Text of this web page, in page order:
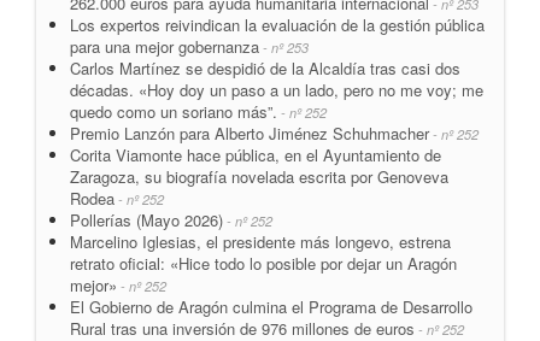
- nº 253
Los expertos reivindican la evaluación de la gestión pública
para una mejor gobernanza - nº 253
Carlos Martínez se despidió de la Alcaldía tras casi dos
décadas. «Hoy doy un paso a un lado, pero no me voy; me
quedo como un soriano más”. - nº 252
Premio Lanzón para Alberto Jiménez Schuhmacher- nº 252
Corita Viamonte hace pública, en el Ayuntamiento de
Zaragoza, su biografía novelada escrita por Genoveva
Rodea - nº 252
Pollerías (Mayo 2026) - nº 252
Marcelino Iglesias, el presidente más longevo, estrena
retrato oficial: «Hice todo lo posible por dejar un Aragón
mejor» - nº 252
El Gobierno de Aragón culmina el Programa de Desarrollo
Rural tras una inversión de 976 millones de euros - nº 252